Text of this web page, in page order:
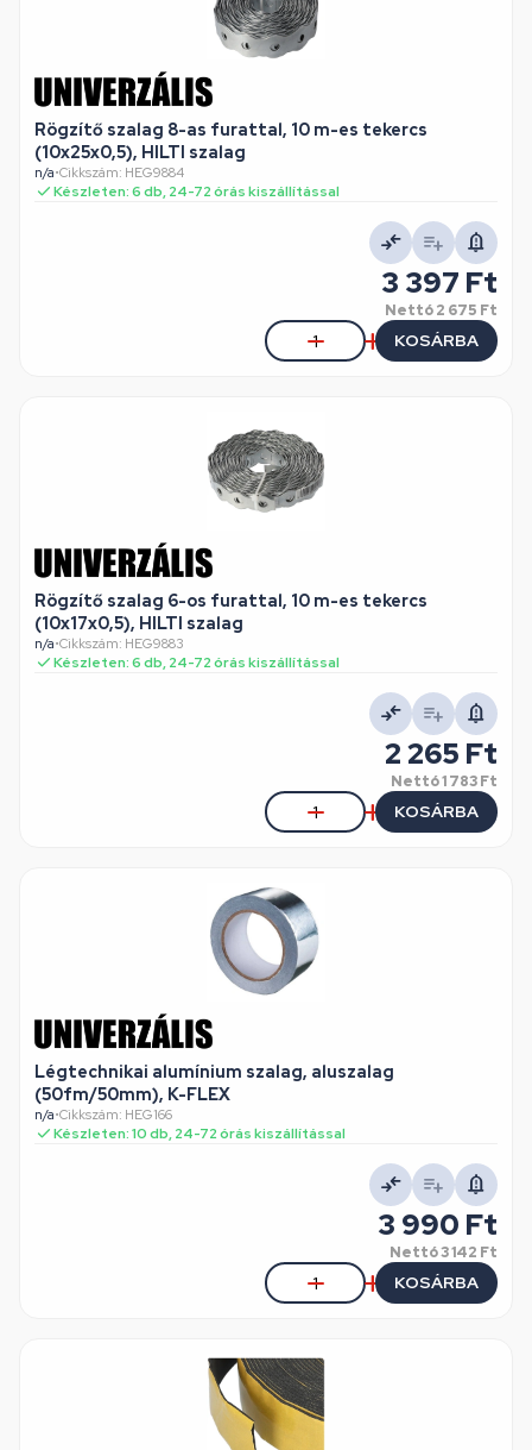
Rögzítő szalag 8-as furattal, 10 m-es tekercs
(10x25x0,5), HILTI szalag
n/a•Cikkszám: HEG9884
Készleten: 6 db, 24-72 órás kiszállítással
3 397 Ft
Nettó2 675 Ft
KOSÁRBA
Rögzítő szalag 6-os furattal, 10 m-es tekercs
(10x17x0,5), HILTI szalag
n/a•Cikkszám: HEG9883
Készleten: 6 db, 24-72 órás kiszállítással
2 265 Ft
Nettó1 783 Ft
KOSÁRBA
Légtechnikai alumínium szalag, aluszalag
(50fm/50mm), K-FLEX
n/a•Cikkszám: HEG166
Készleten: 10 db, 24-72 órás kiszállítással
3 990 Ft
Nettó3 142 Ft
KOSÁRBA